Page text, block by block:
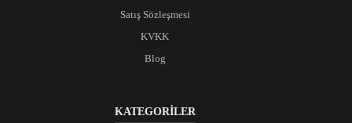
Satış Sözleşmesi
KVKK
Blog
KATEGORİLER